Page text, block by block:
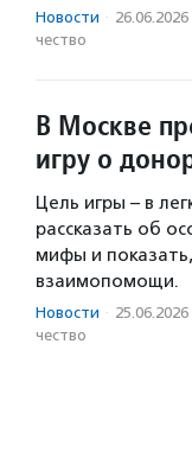
Новости · 26.06.2026
чест­во
В Москве
игру о
Цель игры – в
рассказать об
мифы и
взаимопомощи.
Новости · 25.06.2026
чест­во